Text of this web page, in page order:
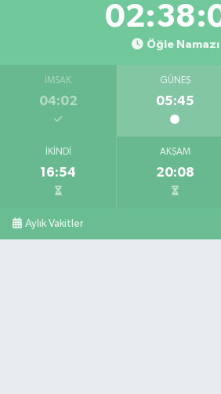
Öğle Namazı
İMSAK
04:02
GÜNEŞ
05:45
İKINDI
16:54
AKŞAM
20:08
Aylık Vakitler